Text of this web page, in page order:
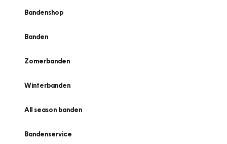
Bandenshop
Banden
Zomerbanden
Winterbanden
All season banden
Bandenservice